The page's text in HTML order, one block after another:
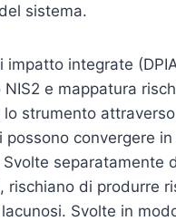
sistema.
impatto integrate
e mappatura
lo strumento
possono convergere in
separatamente
rischiano di produrre
Svolte in